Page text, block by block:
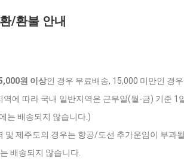
/환불 안내
원 이상인 경우 무료배송, 15,000 미만인 경
역에 따라 국내 일반지역은 근무일(월-금) 기준
는 배송되지 않습니다.)
및 제주도의 경우는 항공/도선 추가운임이 부과
배송되지 않습니다.